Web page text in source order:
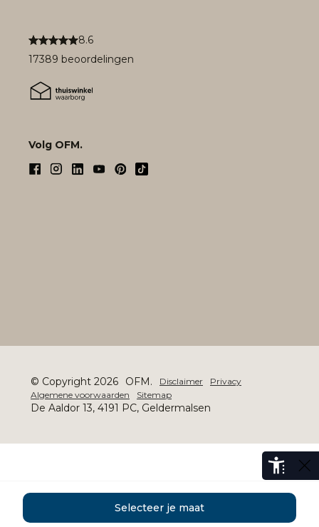
Selecteer je maat
8.6
17389 beoordelingen
Volg OFM.
© Copyright 2026 OFM. Disclaimer
Privacy
Algemene voorwaarden
Sitemap
De Aaldor 13, 4191 PC, Geldermalsen